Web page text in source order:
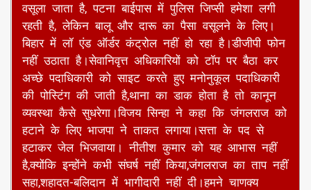
वसूला जाता है, पटना बाईपास में पुलिस जिप्सी हमेशा लगी
रहती है, लेकिन बालू और दारू का पैसा वसूलने के लिए।
बिहार में लॉ एंड ऑर्डर कंट्रोल नहीं हो रहा है।डीजीपी फोन
नहीं उठाता है।सेवानिवृत्त अधिकारियों को टॉप पर बैठा कर
अच्छे पदाधिकारी को साइट करते हुए मनोनुकूल पदाधिकारी
की पोस्टिंग की जाती है,थाना का डाक होता है तो कानून
व्यवस्था कैसे सुधरेगा।विजय सिन्हा ने कहा कि जंगलराज को
हटाने के लिए भाजपा ने ताकत लगाया।सत्ता के पद से
हटाकर जेल भिजवाया। नीतीश कुमार को यह आभास नहीं
है,क्योंकि इन्होंने कभी संघर्ष नहीं किया,जंगलराज का ताप नहीं
सहा,शहादत-बलिदान में भागीदारी नहीं दी।हमने चाणक्य